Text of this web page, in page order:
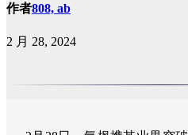
作者808, ab
2 月 28, 2024